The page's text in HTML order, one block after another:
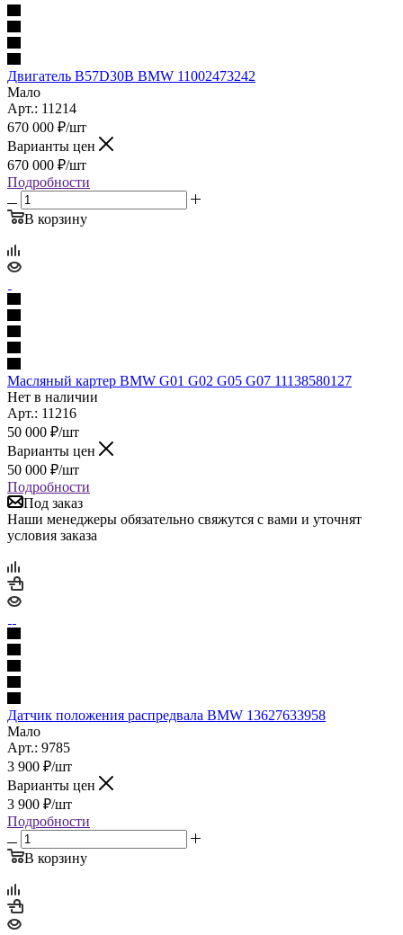
Двигатель B57D30B BMW 11002473242
Мало
Арт.: 11214
670 000 ₽/шт
Варианты цен
670 000 ₽/шт
Подробности
В корзину
Масляный картер BMW G01 G02 G05 G07 11138580127
Нет в наличии
Арт.: 11216
50 000 ₽/шт
Варианты цен
50 000 ₽/шт
Подробности
Под заказ
Наши менеджеры обязательно свяжутся с вами и уточнят
условия заказа
Датчик положения распредвала BMW 13627633958
Мало
Арт.: 9785
3 900 ₽/шт
Варианты цен
3 900 ₽/шт
Подробности
В корзину